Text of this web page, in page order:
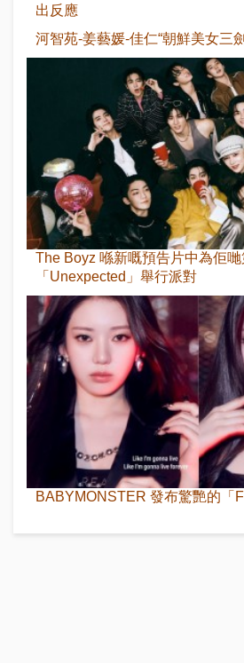
出反應
河智苑-姜藝媛-佳仁“朝鮮美女三
The Boyz 喺新嘅預告片中為佢
「Unexpected」舉行派對
BABYMONSTER 發布驚艷的「